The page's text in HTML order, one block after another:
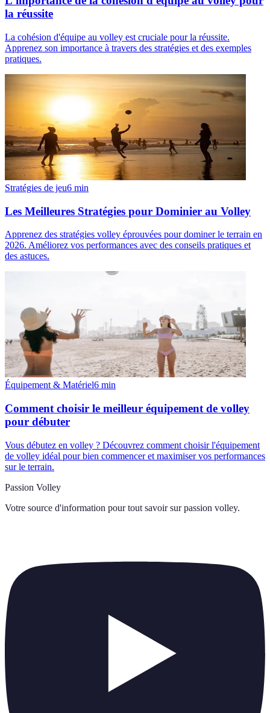
la réussite
La cohésion d'équipe au volley est cruciale pour la réussite.
Apprenez son importance à travers des stratégies et des exemples
pratiques.
Stratégies de jeu6 min
Les Meilleures Stratégies pour Dominier au Volley
Apprenez des stratégies volley éprouvées pour dominer le terrain en
2026. Améliorez vos performances avec des conseils pratiques et
des astuces.
Équipement & Matériel6 min
Comment choisir le meilleur équipement de volley
pour débuter
Vous débutez en volley ? Découvrez comment choisir l'équipement
de volley idéal pour bien commencer et maximiser vos performances
sur le terrain.
Passion Volley
Votre source d'information pour tout savoir sur passion volley.